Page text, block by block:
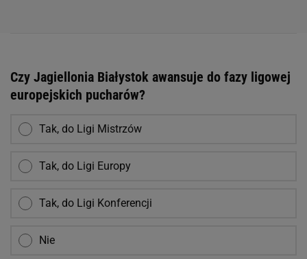
Czy Jagiellonia Białystok awansuje do fazy ligowej
europejskich pucharów?
Tak, do Ligi Mistrzów
Tak, do Ligi Europy
Tak, do Ligi Konferencji
Nie